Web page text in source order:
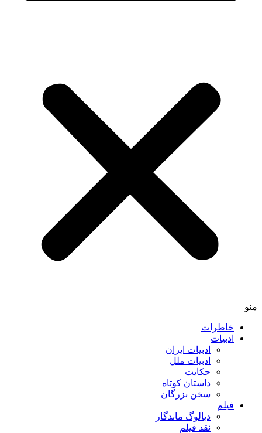
منو
خاطرات
ادبیات
ادبیات ایران
ادبیات ملل
حکایت
داستان کوتاه
سخن بزرگان
فیلم
دیالوگ ماندگار
نقد فیلم